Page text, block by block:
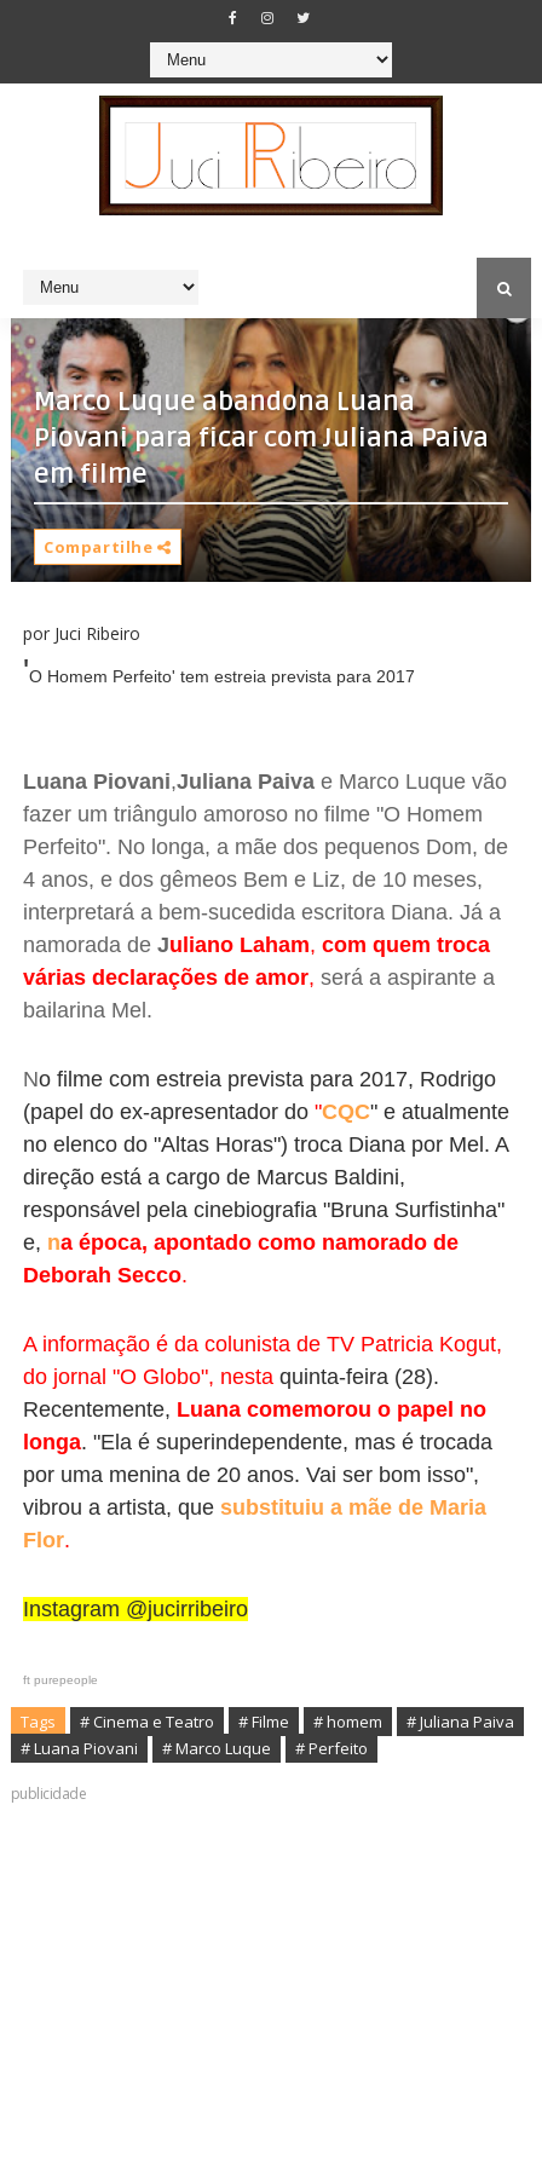
Marco Luque abandona Luana
Piovani para ficar com Juliana Paiva
em filme
Compartilhe
por Juci Ribeiro
'O Homem Perfeito' tem estreia prevista para 2017
Luana Piovani,Juliana Paivae Marco Luque vão
fazer um triângulo amoroso no filme "O Homem
Perfeito". No longa, a mãe dos pequenos Dom, de
4 anos, e dos gêmeos Bem e Liz, de 10 meses,
interpretará a bem-sucedida escritora Diana. Já a
namorada de Juliano Laham, com quem troca
várias declarações de amor, será a aspirante a
bailarina Mel.
No filme com estreia prevista para 2017, Rodrigo
(papel do ex-apresentador do "CQC" e atualmente
no elenco do "Altas Horas") troca Diana por Mel. A
direção está a cargo de Marcus Baldini,
responsável pela cinebiografia "Bruna Surfistinha"
e, na época, apontado como namorado de
Deborah Secco.
A informação é da colunista de TV Patricia Kogut,
do jornal "O Globo", nestaquinta-feira (28).
Recentemente, Luana comemorou o papel no
longa. "Ela é superindependente, mas é trocada
por uma menina de 20 anos. Vai ser bom isso",
vibrou a artista, que substituiu a mãe de Maria
Flor.
Instagram @jucirribeiro
ft purepeople
Tags # Cinema e Teatro # Filme # homem
# Juliana Paiva
# Luana Piovani
# Marco Luque # Perfeito
publicidade